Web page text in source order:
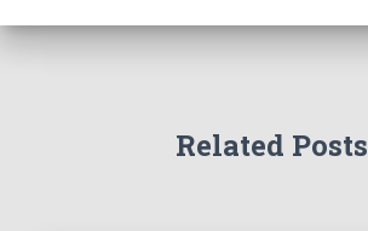
Related Posts